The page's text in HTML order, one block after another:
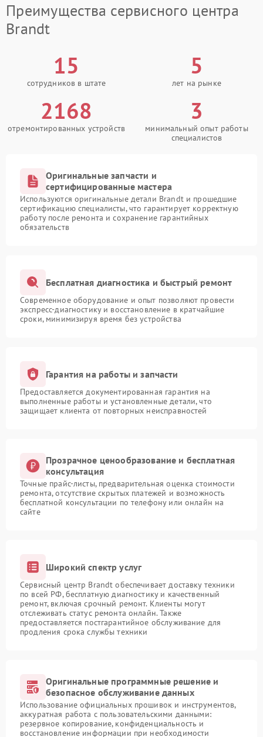
Преимущества сервисного центра
Brandt
15
сотрудников в штате
5
лет на рынке
2168
отремонтированных устройств
3
минимальный опыт работы
специалистов
Оригинальные запчасти и
сертифицированные мастера
Используются оригинальные детали Brandt и прошедшие
сертификацию специалисты, что гарантирует корректную
работу после ремонта и сохранение гарантийных
обязательств
Бесплатная диагностика и быстрый ремонт
Современное оборудование и опыт позволяют провести
экспресс-диагностику и восстановление в кратчайшие
сроки, минимизируя время без устройства
Гарантия на работы и запчасти
Предоставляется документированная гарантия на
выполненные работы и установленные детали, что
защищает клиента от повторных неисправностей
Прозрачное ценообразование и бесплатная
консультация
Точные прайс-листы, предварительная оценка стоимости
ремонта, отсутствие скрытых платежей и возможность
бесплатной консультации по телефону или онлайн на
сайте
Широкий спектр услуг
Сервисный центр Brandt обеспечивает доставку техники
по всей РФ, бесплатную диагностику и качественный
ремонт, включая срочный ремонт. Клиенты могут
отслеживать статус ремонта онлайн. Также
предоставляется постгарантийное обслуживание для
продления срока службы техники
Оригинальные программные решение и
безопасное обслуживание данных
Использование официальных прошивок и инструментов,
аккуратная работа с пользовательскими данными:
резервное копирование, конфиденциальность и
восстановление информации при необходимости